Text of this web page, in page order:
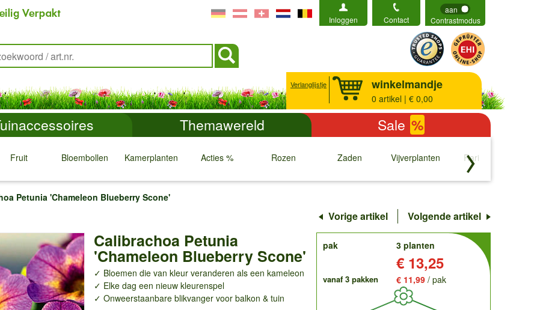
Inloggen Contact
aan
Contrastmodus
Verlanglijstje winkelmandje
0 artikel | € 0,00
Themawereld Sale %
Fruit Bloembollen
↓
Kamerplanten
↓
Acties %
↓
Rozen
↓
Zaden
↓
Vijverplanten
↓
Rariteiten
↓
Petunia 'Chameleon Blueberry Scone'
Vorige artikel Volgende artikel
Calibrachoa Petunia
'Chameleon Blueberry Scone'
✓ Bloemen die van kleur veranderen als een kameleon
✓ Elke dag een nieuw kleurenspel
✓ Onweerstaanbare blikvanger voor balkon & tuin
order
pak
3 planten
€ 13,25
vanaf 3 pakken € 11,99 / pak